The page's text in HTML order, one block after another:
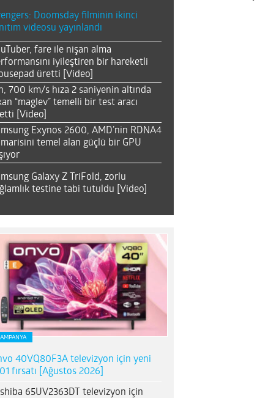
Doomsday filminin ikinci
videosu yayınlandı
fare ile nişan alma
iyileştiren bir hareketli
üretti [Video]
700 km/s hıza 2 saniyenin altında
“maglev” temelli bir test aracı
[Video]
Exynos 2600, AMD’nin RDNA4
temel alan güçlü bir GPU
Galaxy Z TriFold, zorlu
testine tabi tutuldu [Video]
40VQ80F3A televizyon için yeni
fırsatı [Ağustos 2026]
65UV2363DT televizyon için